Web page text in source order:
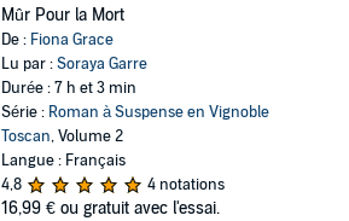
Mûr Pour la Mort
De : Fiona Grace
Lu par :Soraya Garre
Durée : 7 h et 3 min
Série : Roman à Suspense en Vignoble
Toscan, Volume 2
Langue : Français
4,8
4 notations
16,99 € ou gratuit avec l'essai.